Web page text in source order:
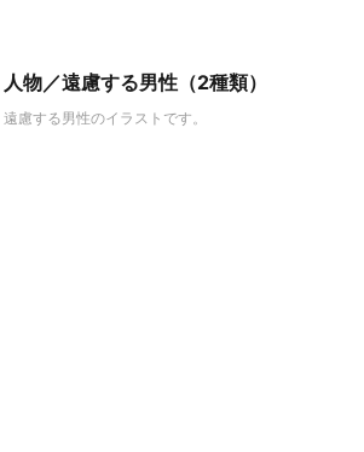
人物／遠慮する男性（2種類）
遠慮する男性のイラストです。